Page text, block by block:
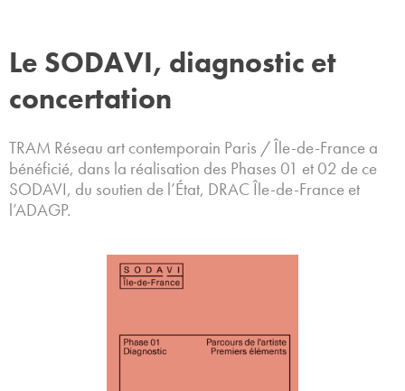
Le SODAVI, diagnostic et
concertation
TRAM Réseau art contemporain Paris / Île-de-France a
bénéficié, dans la réalisation des Phases 01 et 02 de ce
SODAVI, du soutien de l’État, DRAC Île-de-France et
l’ADAGP.